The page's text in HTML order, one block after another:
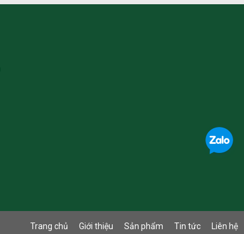
Trang chủ Giới thiệu Sản phẩm Tin tức Liên hệ